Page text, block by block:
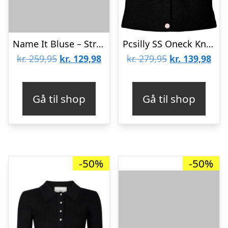
Name It Bluse – Strik – NkfOdessa – Black
kr.259,95 Den
var:
kr. 259,95.
kr. 129,98Den
kr. 129,98.
Gå til shop
Pcsilly SS Oneck Knit Cardigan NOO
kr.279,95 Den
var:
kr. 279,95.
kr. 139,98Den
kr.
Gå til shop
-50% -50%